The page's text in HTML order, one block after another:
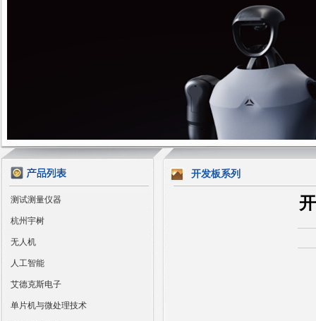
测试测量仪器
杭州宇树
无人机
人工智能
艾德克斯电子
单片机与微处理技术
开发板系列